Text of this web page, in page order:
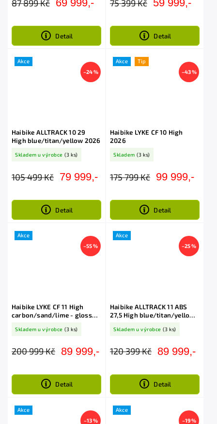
87 899 Kč 69 999,-
Detail
75 399 Kč 59 999,-
Detail
Akce
–24 %
Haibike ALLTRACK 10 29
High blue/titan/yellow 2026
Skladem u výrobce (3 ks)
105 499 Kč 79 999,-
Detail
Akce
Tip
–43 %
Haibike LYKE CF 10 High
2026
Skladem (3 ks)
175 799 Kč 99 999,-
Detail
Akce
–55 %
Haibike LYKE CF 11 High
carbon/sand/lime - gloss
Skladem u výrobce (3 ks)
200 999 Kč 89 999,-
Detail
Akce
–25 %
Haibike ALLTRACK 11 ABS
27,5 High blue/titan/yellow
Skladem u výrobce (3 ks)
120 399 Kč 89 999,-
Detail
Akce
–13 %
Akce
–19 %